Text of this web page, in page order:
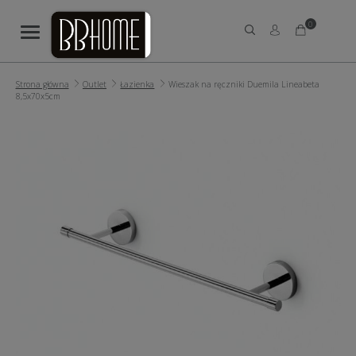
0
Strona główna Outlet Łazienka
Wieszak na ręczniki Duemila Lineabeta
8,5x70x5cm